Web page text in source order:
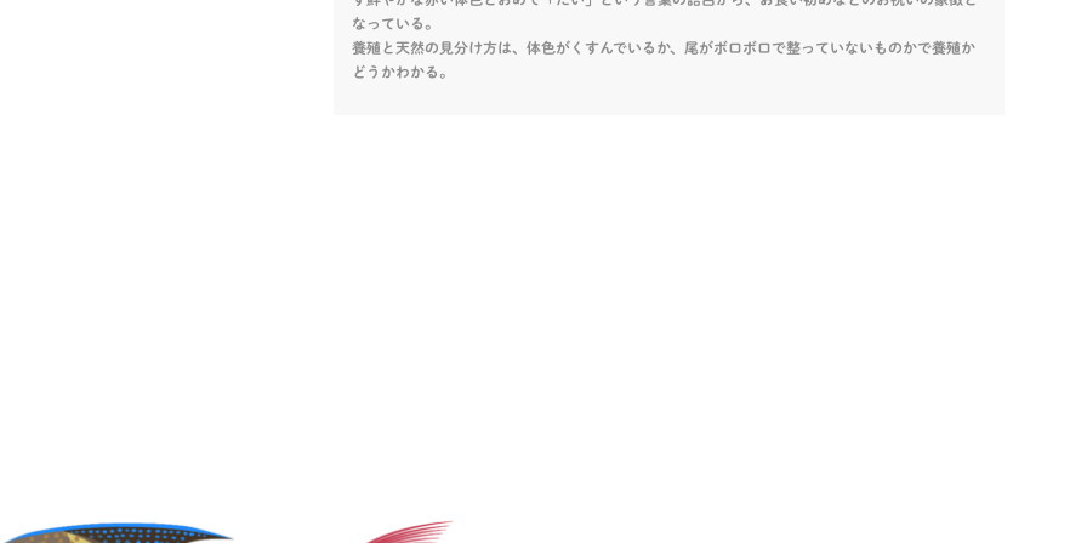
なっている。
養殖と天然の見分け方は、体色がくすんでいるか、尾がボロボロで整っていないものかで養殖か
どうかわかる。